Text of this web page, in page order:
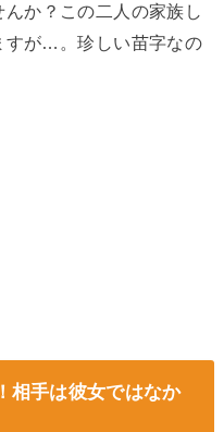
か？この二人の家族し
すが…。珍しい苗字なの
相手は彼女ではなか